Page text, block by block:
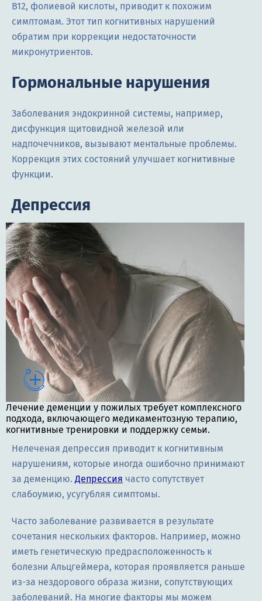
B12, фолиевой кислоты, приводит к похожим
симптомам. Этот тип когнитивных нарушений
обратим при коррекции недостаточности
микронутриентов.
Гормональные нарушения
Заболевания эндокринной системы, например,
дисфункция щитовидной железой или
надпочечников, вызывают ментальные проблемы.
Коррекция этих состояний улучшает когнитивные
функции.
Депрессия
Лечение деменции у пожилых требует комплексного
подхода, включающего медикаментозную терапию,
когнитивные тренировки и поддержку семьи.
Нелеченая депрессия приводит к когнитивным
нарушениям, которые иногда ошибочно принимают
за деменцию.Депрессия часто сопутствует
слабоумию, усугубляя симптомы.
Часто заболевание развивается в результате
сочетания нескольких факторов. Например, можно
иметь генетическую предрасположенность к
болезни Альцгеймера, которая проявляется раньше
из-за нездорового образа жизни, сопутствующих
заболеваний. На многие факторы мы можем